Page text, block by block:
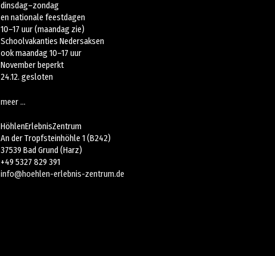
dinsdag–zondag
ennationale feestdagen
10–17 uur (maandag zie)
Schoolvakanties Nedersaksen
ook maandag 10–17 uur
November beperkt
24.12. gesloten
meer …
HöhlenErlebnisZentrum
An der Tropfsteinhöhle 1 (B242)
37539 Bad Grund (Harz)
+49 5327 829 391
info@hoehlen-erlebnis-zentrum.de